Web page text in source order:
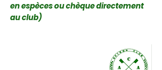
en espèces ou chèque directement
au club)